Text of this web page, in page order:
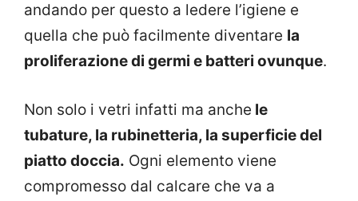
andando per questo a ledere l’igiene e
quella che può facilmente diventare la
proliferazione di germi e batteri ovunque.
Non solo i vetri infatti ma anche le
tubature, la rubinetteria, la superficie del
piatto doccia. Ogni elemento viene
compromesso dal calcare che va a